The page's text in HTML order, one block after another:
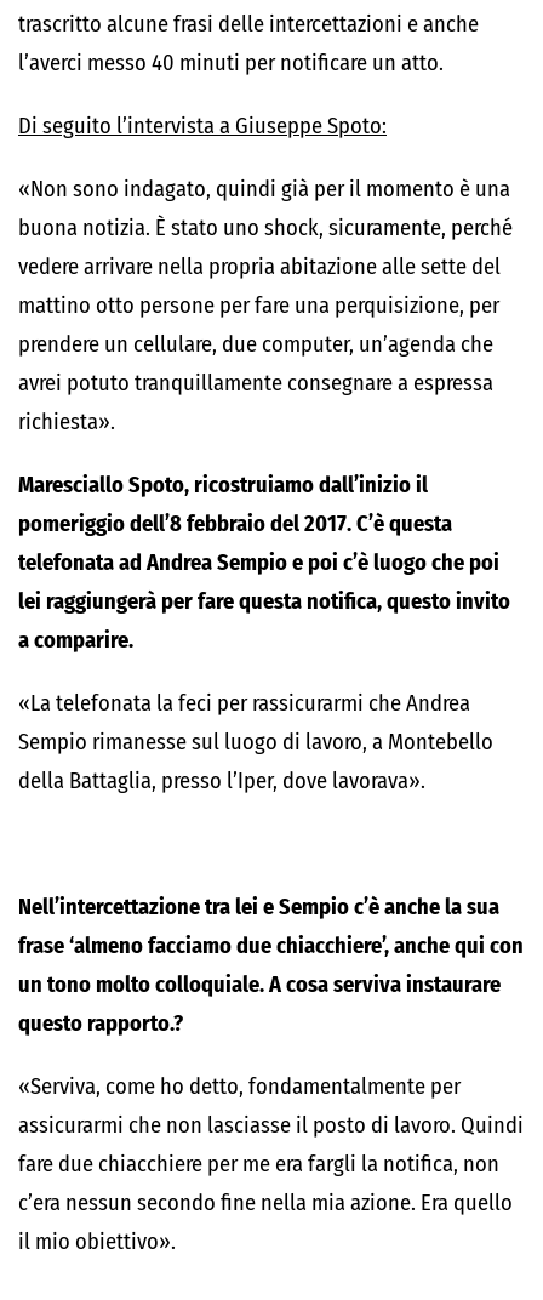
trascritto alcune frasi delle intercettazioni e anche
l’averci messo 40 minuti per notificare un atto.
Di seguito l’intervista a Giuseppe Spoto:
«Non sono indagato, quindi già per il momento è una
buona notizia. È stato uno shock, sicuramente, perché
vedere arrivare nella propria abitazione alle sette del
mattino otto persone per fare una perquisizione, per
prendere un cellulare, due computer, un’agenda che
avrei potuto tranquillamente consegnare a espressa
richiesta».
Maresciallo Spoto, ricostruiamo dall’inizio il
pomeriggio dell’8 febbraiodel 2017. C’è questa
telefonata ad Andrea Sempio e poi c’è luogo che poi
lei raggiungerà per fare questa notifica, questo invito
a comparire.
«La telefonata la feci per rassicurarmi che Andrea
Sempio rimanesse sul luogo di lavoro, a Montebello
della Battaglia, presso l’Iper, dove lavorava».
Nell’intercettazione tra lei e Sempio c’è anche la sua
frase ‘almeno facciamo due chiacchiere’, anche qui con
un tono molto colloquiale. A cosa serviva instaurare
questo rapporto.?
«Serviva, come ho detto, fondamentalmente per
assicurarmi che non lasciasse il posto di lavoro. Quindi
fare due chiacchiere per me era fargli la notifica, non
c’era nessun secondo fine nella mia azione. Era quello
il mio obiettivo».